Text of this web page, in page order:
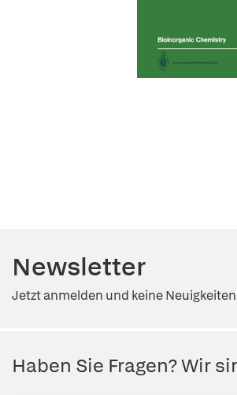
Newsletter
Jetzt anmelden und keine
Haben Sie Fragen? Wir